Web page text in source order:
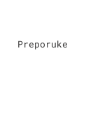
Preporuke